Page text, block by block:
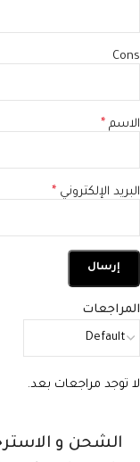
المراجعات
لا توجد مراجعات بعد.
Cons
الاسم *
البريد الإلكتروني *
الشحن و